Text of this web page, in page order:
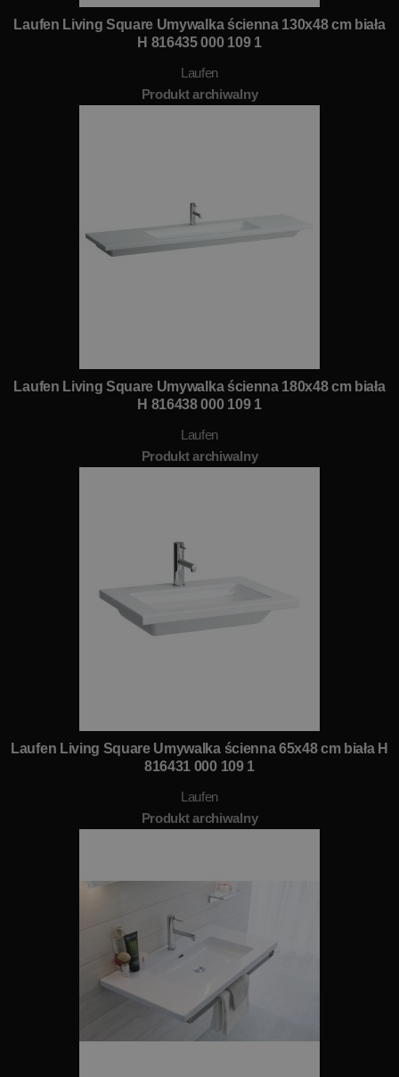
Laufen Living Square Umywalka ścienna 130x48 cm biała
H 816435 000 109 1
Laufen
Produkt archiwalny
Laufen Living Square Umywalka ścienna 180x48 cm biała
H 816438 000 109 1
Laufen
Produkt archiwalny
Laufen Living Square Umywalka ścienna 65x48 cm biała H
816431 000 109 1
Laufen
Produkt archiwalny